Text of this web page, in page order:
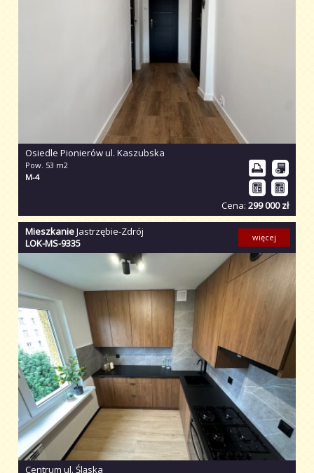
Osiedle Pionierów ul. Kaszubska
Pow. 53 m2
M-4
Cena: 299 000 zł
MieszkanieJastrzębie-Zdrój
LOK-MS-9335
Centrum ul. Śląska
więcej